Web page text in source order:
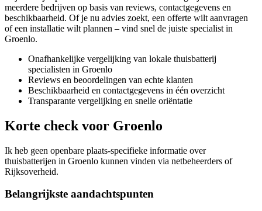
meerdere bedrijven op basis van reviews, contactgegevens en
beschikbaarheid. Of je nu advies zoekt, een offerte wilt aanvragen
of een installatie wilt plannen – vind snel de juiste specialist in
Groenlo.
Onafhankelijke vergelijking van lokale thuisbatterij
specialisten in Groenlo
Reviews en beoordelingen van echte klanten
Beschikbaarheid en contactgegevens in één overzicht
Transparante vergelijking en snelle oriëntatie
Korte check voor Groenlo
Ik heb geen openbare plaats-specifieke informatie over
thuisbatterijen in Groenlo kunnen vinden via netbeheerders of
Rijksoverheid.
Belangrijkste aandachtspunten